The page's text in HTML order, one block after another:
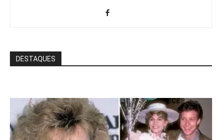
DESTAQUES